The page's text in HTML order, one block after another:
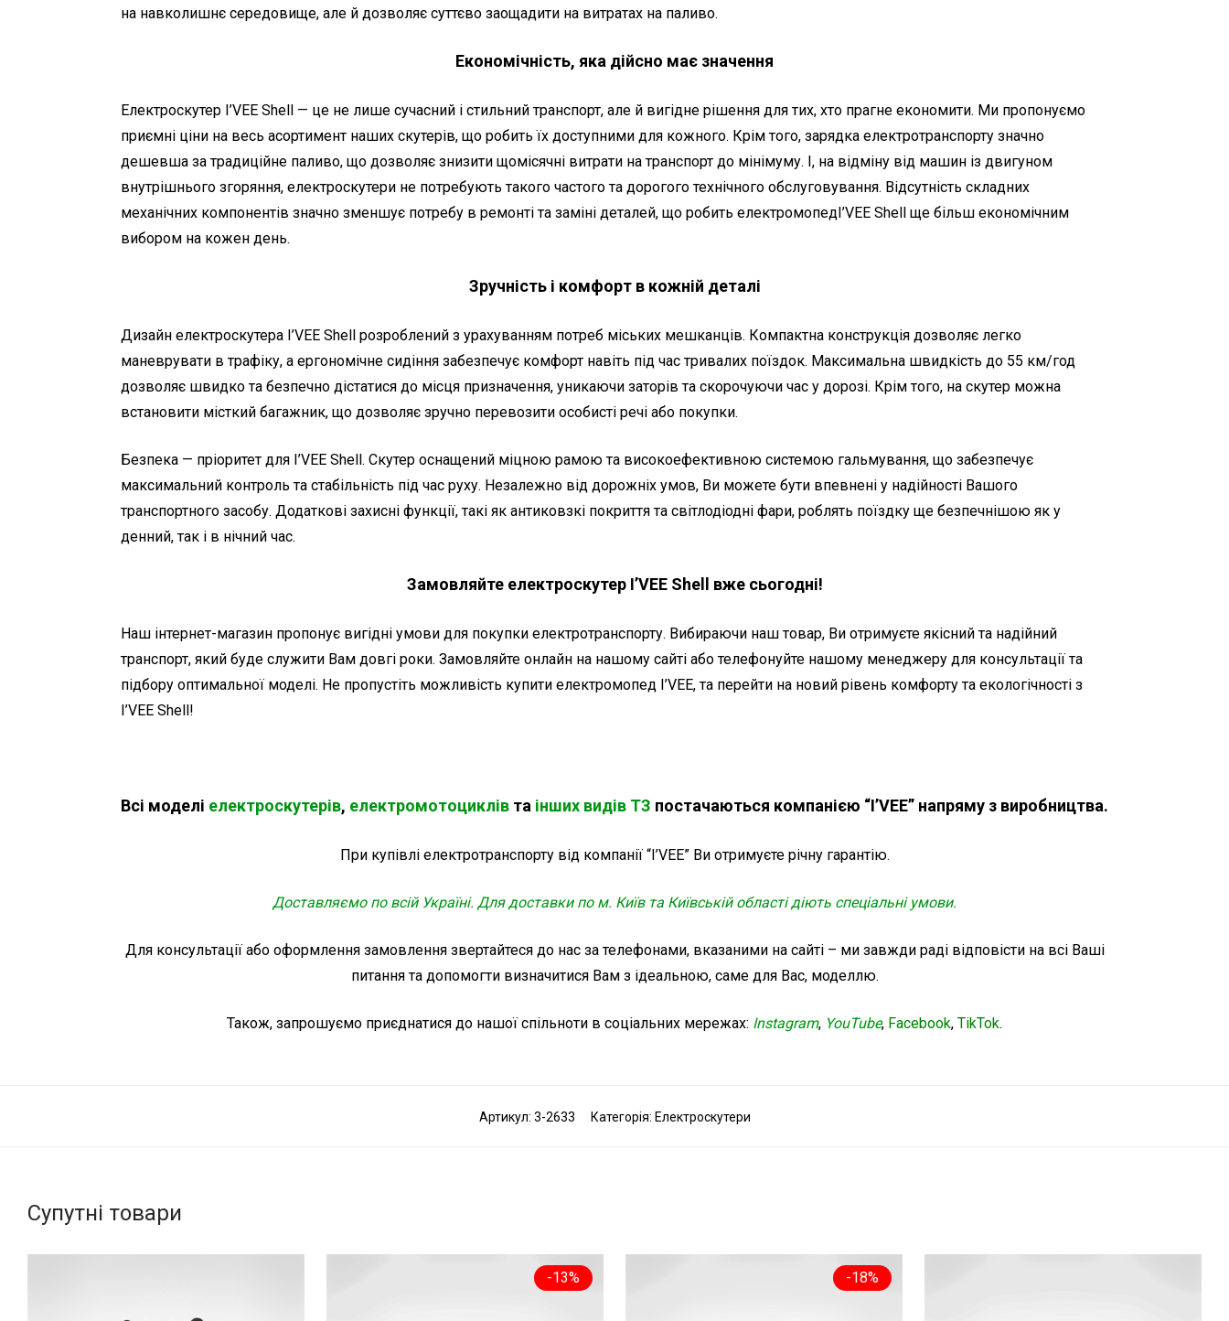
на навколишнє середовище, але й дозволяє суттєво заощадити на витратах на паливо.
Економічність, яка дійсно має значення
Електроскутер I’VEE Shell — це не лише сучасний і стильний транспорт, але й вигідне рішення для тих, хто прагне економити. Ми пропонуємо
приємні ціни на весь асортимент наших скутерів, що робить їх доступними для кожного. Крім того, зарядка електротранспорту значно
дешевша за традиційне паливо, що дозволяє знизити щомісячні витрати на транспорт до мінімуму. І, на відміну від машин із двигуном
внутрішнього згоряння, електроскутери не потребують такого частого та дорогого технічного обслуговування. Відсутність складних
механічних компонентів значно зменшує потребу в ремонті та заміні деталей, що робить електромопедI’VEE Shell ще більш економічним
вибором на кожен день.
Зручність і комфорт в кожній деталі
Дизайн електроскутера I’VEE Shell розроблений з урахуванням потреб міських мешканців. Компактна конструкція дозволяє легко
маневрувати в трафіку, а ергономічне сидіння забезпечує комфорт навіть під час тривалих поїздок. Максимальна швидкість до 55 км/год
дозволяє швидко та безпечно дістатися до місця призначення, уникаючи заторів та скорочуючи час у дорозі. Крім того, на скутер можна
встановити місткий багажник, що дозволяє зручно перевозити особисті речі або покупки.
Безпека — пріоритет для I’VEE Shell. Скутер оснащений міцною рамою та високоефективною системою гальмування, що забезпечує
максимальний контроль та стабільність під час руху. Незалежно від дорожніх умов, Ви можете бути впевнені у надійності Вашого
транспортного засобу. Додаткові захисні функції, такі як антиковзкі покриття та світлодіодні фари, роблять поїздку ще безпечнішою як у
денний, так і в нічний час.
Замовляйте електроскутер I’VEE Shell вже сьогодні!
Наш інтернет-магазин пропонує вигідні умови для покупки електротранспорту. Вибираючи наш товар, Ви отримуєте якісний та надійний
транспорт, який буде служити Вам довгі роки. Замовляйте онлайн на нашому сайті або телефонуйте нашому менеджеру для консультації та
підбору оптимальної моделі. Не пропустіть можливість купити електромопед I’VEE, та перейти на новий рівень комфорту та екологічності з
I’VEE Shell!
Всі моделі електроскутерів, електромотоциклів та інших видів ТЗ постачаються компанією “I’VEE” напряму з виробництва.
При купівлі електротранспорту від компанії “I’VEE” Ви отримуєте річну гарантію.
Доставляємо по всій Україні. Для доставки по м. Київ та Київській області діють спеціальні умови.
Для консультації або оформлення замовлення звертайтеся до нас за телефонами, вказаними на сайті – ми завжди раді відповісти на всі Ваші
питання та допомогти визначитися Вам з ідеальною, саме для Вас, моделлю.
Також, запрошуємо приєднатися до нашої спільноти в соціальних мережах: Instagram, YouTube, Facebook, TikTok.
Артикул: 3-2633 Категорія: Електроскутери
Супутні товари
-13% -18%